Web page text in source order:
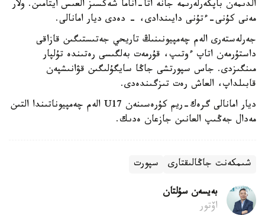
الدىمەن باپكەرلەرىمە جانە اتا-اناما شەكسىز العىس ايتامىن. ولار
مەنى كۇنى-ءتۇنى دايىندادى، - دەدى ديار امانالى.
جەرلەستەرى الەم چەمپيونىنىڭ تاريحي جەتىستىگىن قازاقى
داستۇرمەن اتاپ ءوتىپ، قۇرمەت بەلگىسى رەتىندە تۇلپار
مىنگىزدى. جاس سپورتشى جاڭا سايگۇلىگىن قۋانىشپەن
قابىلداپ، العاش رەت تىزگىندەدى.
ديار امانالى گرەك-ريم كۇرەسىنەن U17 الەم چەمپيوناتىندا التىن
مەدال جەڭىپ العانىن جازعان ەدىك.
شىمكەنت جاڭالىقتارى سپورت
بەيسەن سۇلتان
اۆتور